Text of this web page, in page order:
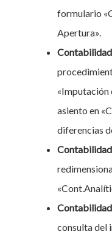
formulario
Apertura».
«Imputación
asiento en
diferencias
consulta del